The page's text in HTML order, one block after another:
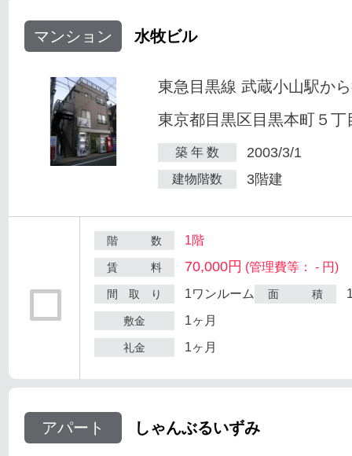
マンション 水牧ビル
東急目黒線 武蔵小山駅か
東京都目黒区目黒本町５丁
築 年 数 2003/3/1
建物階数 3階建
階 数 1階
賃 料 70,000円 (管理費等： - 円)
間 取 り 1ワンルーム 面 積
敷金 1ヶ月
礼金 1ヶ月
アパート しゃんぶるいずみ